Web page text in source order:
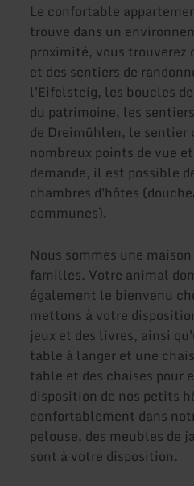
Le confortable
trouve dans un
proximité, vous trouverez
et des sentiers de
l'Eifelsteig, les boucles
du patrimoine, les
de Dreimühlen, le sentier
nombreux points de vue
demande, il est possible
chambres d'hôtes
communes).
Nous sommes une
familles. Votre animal
également le bienvenu
mettons à votre
jeux et des livres, ainsi
table à langer et une
table et des chaises pour
disposition de nos petits
confortablement dans
pelouse, des meubles de
sont à votre disposition.